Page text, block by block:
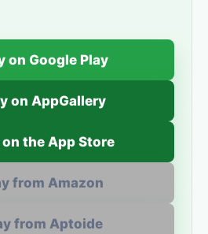
on Google Play
on AppGallery
on the App Store
from Amazon
from Aptoide